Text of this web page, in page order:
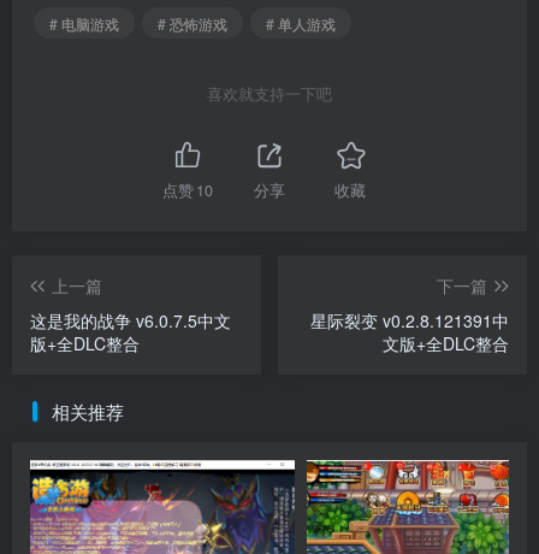
# 电脑游戏
# 恐怖游戏 # 单人游戏
喜欢就支持一下吧
点赞10 分享 收藏
上一篇
这是我的战争 v6.0.7.5中文
版+全DLC整合
下一篇
星际裂变 v0.2.8.121391中
文版+全DLC整合
相关推荐